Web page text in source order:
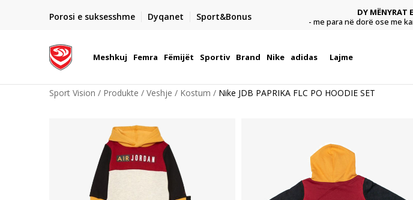
Porosi e suksesshme Dyqanet Sport&Bonus
- për të gjitha porositë me para në dorë ose me kartë pagese
DY MËNYRAT
- me para në dorë ose me
Meshkuj Femra Fëmijët Sportiv Brand Nike adidas Lajme
Sport Vision Produkte Veshje Kostum Nike JDB PAPRIKA FLC PO HOODIE SET